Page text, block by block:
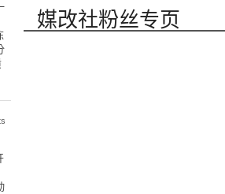
媒改社粉丝专页